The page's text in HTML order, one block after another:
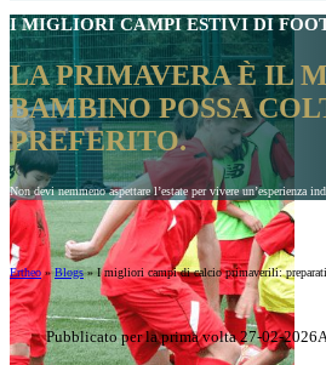
I MIGLIORI CAMPI ESTIVI DI
LA PRIMAVERA È IL
BAMBINO POSSA
PREFERITO.
Non devi nemmeno aspettare l’estate per vivere un’esperienza
Ertheo»Blogs»I migliori campi di calcio primaverili: preparati
Pubblicato per la prima volta 27-02-2026